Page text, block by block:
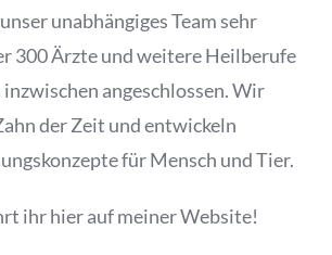
unabhängiges Team sehr
300 Ärzte und weitere Heilberufe
inzwischen angeschlossen. Wir
der Zeit und entwickeln
für Mensch und Tier.
ihr hier auf meiner Website!